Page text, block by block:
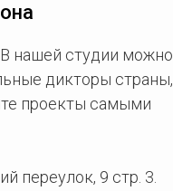
нашей студии можно
дикторы страны,
проекты самыми
переулок, 9 стр. 3.